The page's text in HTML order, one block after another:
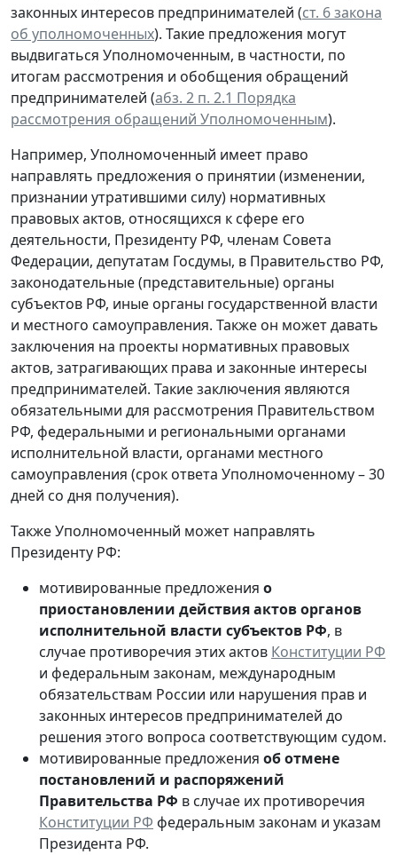
законных интересов предпринимателей (ст. 6 закона
об уполномоченных). Такие предложения могут
выдвигаться Уполномоченным, в частности, по
итогам рассмотрения и обобщения обращений
предпринимателей (абз. 2 п. 2.1 Порядка
рассмотрения обращений Уполномоченным).
Например, Уполномоченный имеет право
направлять предложения о принятии (изменении,
признании утратившими силу) нормативных
правовых актов, относящихся к сфере его
деятельности, Президенту РФ, членам Совета
Федерации, депутатам Госдумы, в Правительство РФ,
законодательные (представительные) органы
субъектов РФ, иные органы государственной власти
и местного самоуправления. Также он может давать
заключения на проекты нормативных правовых
актов, затрагивающих права и законные интересы
предпринимателей. Такие заключения являются
обязательными для рассмотрения Правительством
РФ, федеральными и региональными органами
исполнительной власти, органами местного
самоуправления (срок ответа Уполномоченному – 30
дней со дня получения).
Также Уполномоченный может направлять
Президенту РФ:
мотивированные предложения о
приостановлении действия актов органов
исполнительной власти субъектов РФ, в
случае противоречия этих актов Конституции РФ
и федеральным законам, международным
обязательствам России или нарушения прав и
законных интересов предпринимателей до
решения этого вопроса соответствующим судом.
мотивированные предложения об отмене
постановлений и распоряжений
Правительства РФ в случае их противоречия
Конституции РФ федеральным законам и указам
Президента РФ.